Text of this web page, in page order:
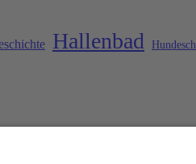
Hallenbad